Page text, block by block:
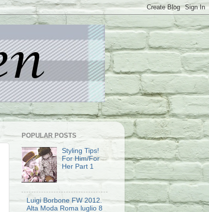
POPULAR POSTS
Styling Tips!
For Him/For
Her Part 1
Luigi Borbone FW 2012.
Alta Moda Roma luglio 8